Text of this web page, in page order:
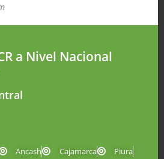
a Nivel Nacional
Ancash Cajamarca
Piura